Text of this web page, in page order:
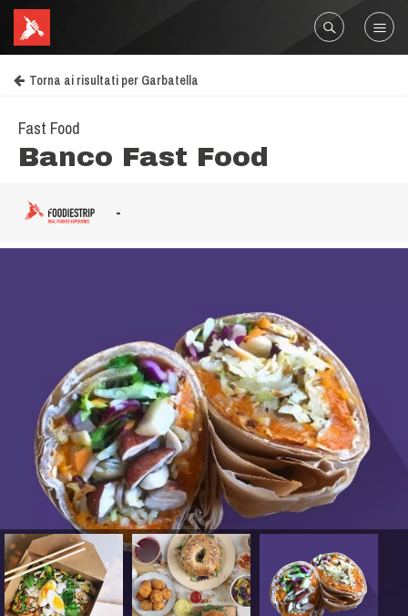
Torna ai risultati per Garbatella
Fast Food
Banco Fast Food
-